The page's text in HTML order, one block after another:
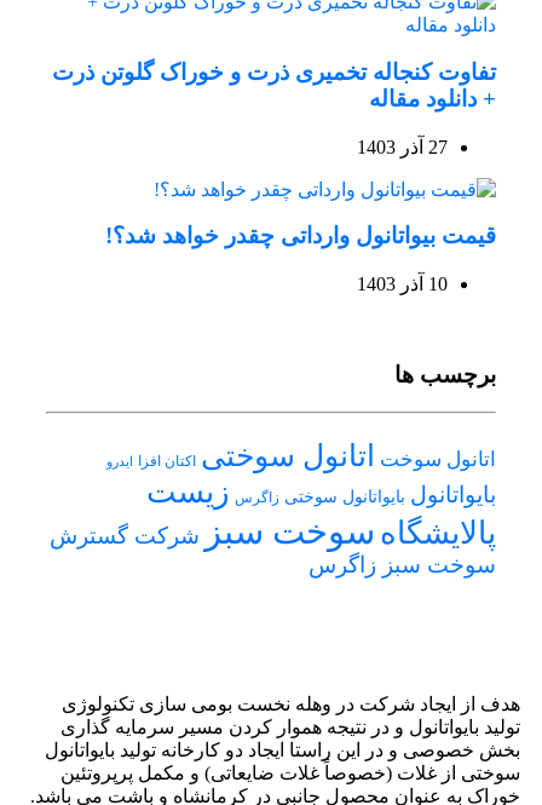
تفاوت کنجاله تخمیری ذرت و خوراک گلوتن ذرت
+ دانلود مقاله
27 آذر 1403
قیمت بیواتانول وارداتی چقدر خواهد شد؟!
10 آذر 1403
برچسب ها
اتانول سوخت اتانول سوختی اکتان افزا ایدرو
بایواتانول بایواتانول سوختی زاگرس زیست
پالایشگاه سوخت سبز
شرکت گسترش
سوخت سبز زاگرس
هدف از ایجاد شرکت در وهله نخست بومی سازی تکنولوژی
تولید بایواتانول و در نتیجه هموار کردن مسیر سرمایه گذاری
بخش خصوصی و در این راستا ایجاد دو کارخانه تولید بایواتانول
سوختی از غلات (خصوصاً غلات ضایعاتی) و مکمل پرپروتئین
خوراک به عنوان محصول جانبی در کرمانشاه و باشت می باشد.